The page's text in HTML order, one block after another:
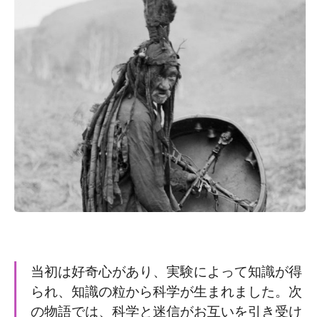
当初は好奇心があり、実験によって知識が得
られ、知識の粒から科学が生まれました。次
の物語では、科学と迷信がお互いを引き受け